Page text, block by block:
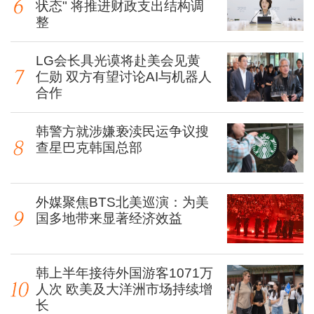
状态" 将推进财政支出结构调
整
LG会长具光谟将赴美会见黄
仁勋 双方有望讨论AI与机器人
合作
韩警方就涉嫌亵渎民运争议搜
查星巴克韩国总部
外媒聚焦BTS北美巡演：为美
国多地带来显著经济效益
韩上半年接待外国游客1071万
人次 欧美及大洋洲市场持续增
长